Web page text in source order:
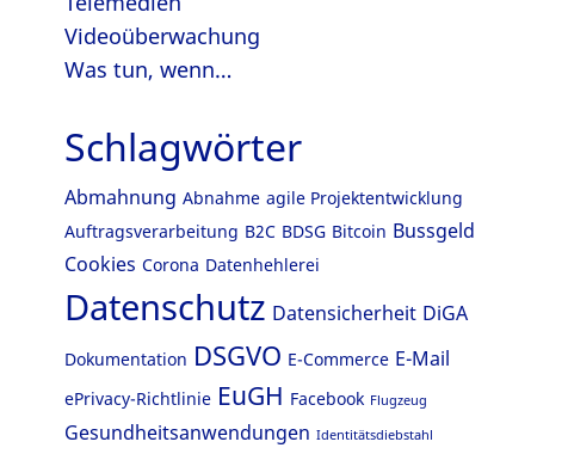
Videoüberwachung
Was tun, wenn…
Schlagwörter
Abmahnung Abnahme agile Projektentwicklung
Auftragsverarbeitung B2C BDSG Bitcoin Bussgeld
Cookies Corona Datenhehlerei
Datenschutz Datensicherheit DiGA
Dokumentation DSGVO E-Commerce E-Mail
ePrivacy-Richtlinie EuGH Facebook Flugzeug
Gesundheitsanwendungen Identitätsdiebstahl